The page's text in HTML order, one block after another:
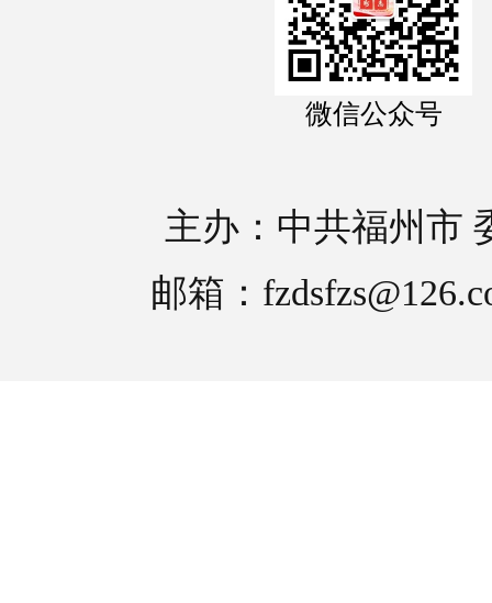
微信公众号
主办：中共福州市
邮箱：